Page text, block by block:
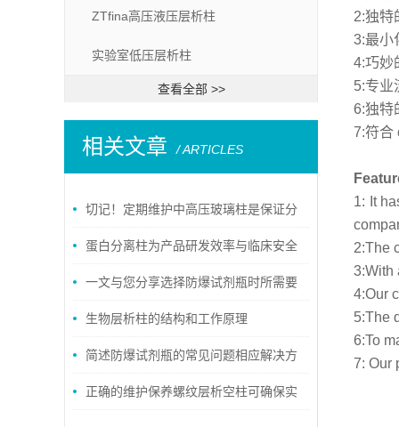
ZTfina高压液压层析柱
实验室低压层析柱
查看全部 >>
相关文章 / ARTICLES
切记！定期维护中高压玻璃柱是保证分
析质量的关键
蛋白分离柱为产品研发效率与临床安全
提供坚实支撑
一文与您分享选择防爆试剂瓶时所需要
考虑的关键因素
生物层析柱的结构和工作原理
简述防爆试剂瓶的常见问题相应解决方
法 正确的维护保养螺纹层析空柱可确保实
2:独特
3:最小
4:巧妙
5:专业
6:独特
7:符合
1: It
2:The
3:With
4:Our
5:The
6:To
7: Our